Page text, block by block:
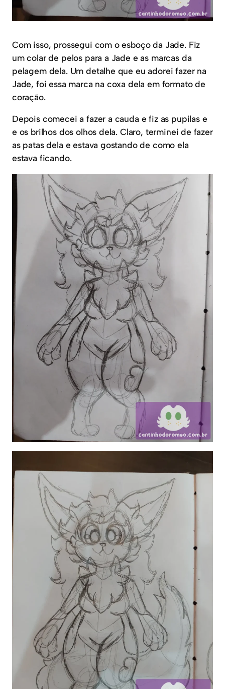
Com isso, prossegui com o esboço da Jade. Fiz
um colar de pelos para a Jade e as marcas da
pelagem dela. Um detalhe que eu adorei fazer na
Jade, foi essa marca na coxa dela em formato de
coração.
Depois comecei a fazer a cauda e fiz as pupilas e
e os brilhos dos olhos dela. Claro, terminei de fazer
as patas dela e estava gostando de como ela
estava ficando.